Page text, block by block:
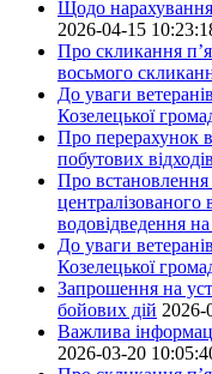
Щодо
2026-04-15
Про скликання
восьмого
До уваги
Козелецької
Про перерахунок
побутових
Про встановлення
централізованого
водовідведення
До уваги
Козелецької
Запрошення на
бойових дій 2026-
Важлива
2026-03-20